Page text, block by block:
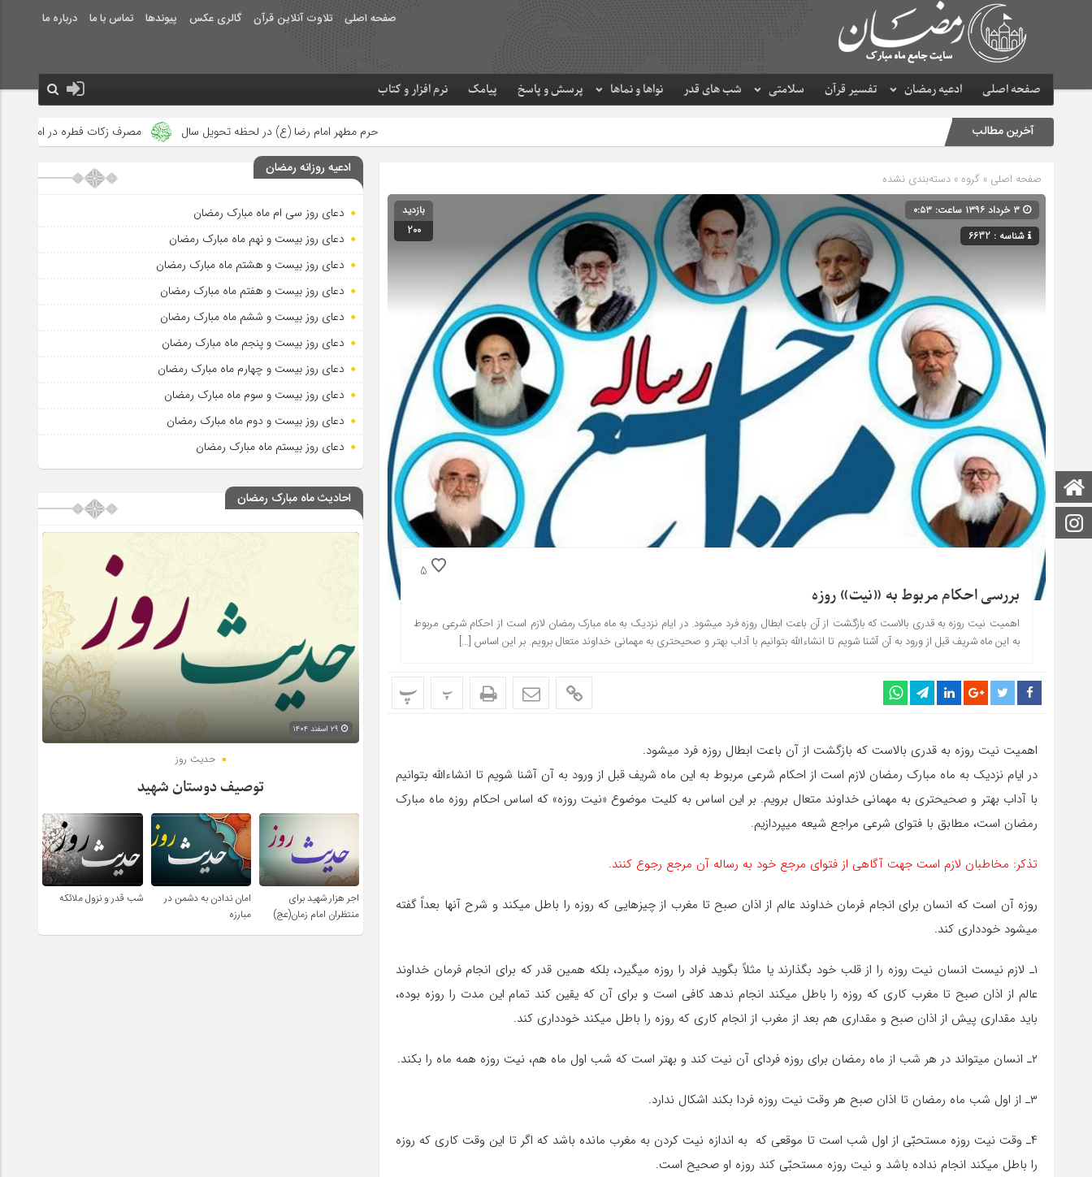
صفحه اصلی تلاوت آنلاین قرآن گالری عکس پیوندها تماس با ما درباره ما
صفحه اصلی ادعیه رمضان تفسیر قرآن سلامتی شب های قدر نواها و نماها پرسش و پاسخ پیامک نرم افزار و کتاب
صفحه اصلی
اینستاگرام
آخرین مطالب حرم مطهر امام رضا (ع) در لحظه تحویل سال مصرف زکات فطره در امور فرهنگی جلوه‌های
صفحه اصلی » گروه » دسته‌بندی نشده
شناسه : 6632
بازدید
200
5
بررسی احکام مربوط به «نیت» روزه
اهمیت نیت روزه به قدری بالاست که بازگشت از آن باعت ابطال روزه فرد می‎شود. در ایام نزدیک به ماه مبارک رمضان لازم است از احکام شرعی مربوط
به این ماه شریف قبل از ورود به آن آشنا شویم تا ان‏‎شاءالله بتوانیم با آداب بهتر و صحیح‎تری به مهمانی خداوند متعال برویم. بر این اساس […]
پ پ
اهمیت نیت روزه به قدری بالاست که بازگشت از آن باعت ابطال روزه فرد می‎شود.
در ایام نزدیک به ماه مبارک رمضان لازم است از احکام شرعی مربوط به این ماه شریف قبل از ورود به آن آشنا شویم تا ان‏‎شاءالله بتوانیم
با آداب بهتر و صحیح‎تری به مهمانی خداوند متعال برویم. بر این اساس به کلیت موضوع «نیت روزه» که اساس احکام روزه ماه مبارک
رمضان است، مطابق با فتوای شرعی مراجع شیعه می‎پردازیم.
تذکر: مخاطبان لازم است جهت آگاهی از فتوای مرجع خود به رساله آن مرجع رجوع کنند.
روزه آن است که انسان برای انجام فرمان خداوند عالم از اذان صبح تا مغرب از چیزهایی که روزه را باطل می‎کند و شرح آنها بعداً گفته
می‎شود خودداری کند.
۱ـ لازم نیست انسان نیت روزه را از قلب خود بگذارند یا مثلاً بگوید فراد را روزه می‎گیرد، بلکه همین قدر که برای انجام فرمان خداوند
عالم از اذان صبح تا مغرب کاری که روزه را باطل می‎کند انجام ندهد کافی است و برای آن که یقین کند تمام این مدت را روزه بوده،
باید مقداری پیش از اذان صبح و مقداری هم بعد از مغرب از انجام کاری که روزه را باطل می‎کند خودداری کند.
۲ـ انسان می‎تواند در هر شب از ماه رمضان برای روزه فردای آن نیت کند و بهتر است که شب اول ماه هم، نیت روزه همه ماه را بکند.
۳ـ از اول شب ماه رمضان تا اذان صبح هر وقت نیت روزه فردا بکند اشکال ندارد.
۴ـ وقت نیت روزه مستحبّی از اول شب است تا موقعی که به اندازه نیت کردن به مغرب مانده باشد که اگر تا این وقت کاری که روزه
را باطل می‎کند انجام نداده باشد و نیت روزه مستحبّی کند روزه او صحیح است.
ادعیه روزانه رمضان
دعای روز سی ام ماه مبارک رمضان
دعای روز بیست و نهم ماه مبارک رمضان
دعای روز بیست و هشتم ماه مبارک رمضان
دعای روز بیست و هفتم ماه مبارک رمضان
دعای روز بیست و ششم ماه مبارک رمضان
دعای روز بیست و پنجم ماه مبارک رمضان
دعای روز بیست و چهارم ماه مبارک رمضان
دعای روز بیست و سوم ماه مبارک رمضان
دعای روز بیست و دوم ماه مبارک رمضان
دعای روز بیستم ماه مبارک رمضان
احادیث ماه مبارک رمضان
حدیث روز
توصیف دوستان شهید
اجر هزار شهید برای
منتظران امام زمان(عج)
امان ندادن به دشمن در
مبارزه
شب قدر و نزول ملائکه